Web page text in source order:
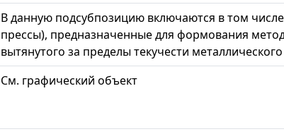
В данную подсубпозицию включаются в том
прессы), предназначенные для формования
вытянутого за пределы текучести
См. графический объект